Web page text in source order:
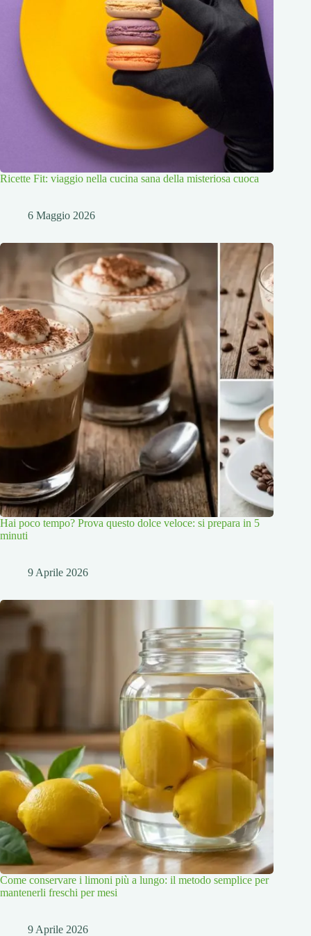
Ricette Fit: viaggio nella cucina sana della misteriosa cuoca
6 Maggio 2026
Hai poco tempo? Prova questo dolce veloce: si prepara in 5
minuti
9 Aprile 2026
Come conservare i limoni più a lungo: il metodo semplice per
mantenerli freschi per mesi
9 Aprile 2026